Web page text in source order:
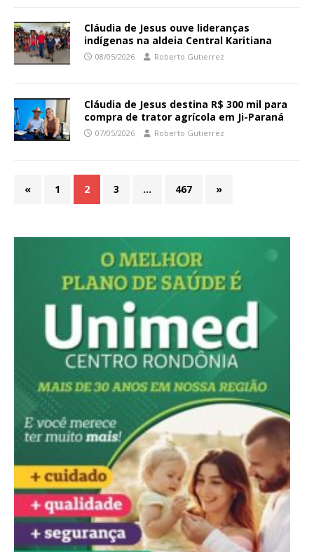
Cláudia de Jesus ouve lideranças
indígenas na aldeia Central Karitiana
08/05/2026 Roberto Gutierrez
Cláudia de Jesus destina R$ 300 mil para
compra de trator agrícola em Ji-Paraná
07/05/2026 Roberto Gutierrez
« 1 2 3 … 467 »